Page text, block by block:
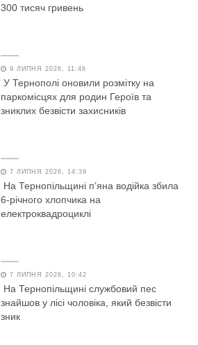
300 тисяч гривень
9 ЛИПНЯ 2026, 11:46
У Тернополі оновили розмітку на
паркомісцях для родин Героїв та
зниклих безвісти захисників
7 ЛИПНЯ 2026, 14:39
На Тернопільщині п’яна водійка збила
6-річного хлопчика на
електроквадроциклі
7 ЛИПНЯ 2026, 10:42
На Тернопільщині службовий пес
знайшов у лісі чоловіка, який безвісти
зник